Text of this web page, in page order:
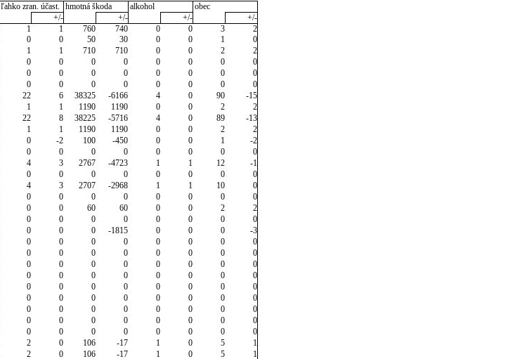
ľahko zran. účast. hmotná škoda alkohol
obec
+/- +/- +/-
+/-
1 1 760 740 0 0 3
2
0 0 50 30 0 0 1
0
1 1 710 710 0 0 2
2
0 0 0 0 0 0 0
0
0 0 0 0 0 0 0
0
0 0 0 0 0 0 0
0
22 6 38325 -6166 4 0 90
-15
1 1 1190 1190 0 0 2
2
22 8 38225 -5716 4 0 89
-13
1 1 1190 1190 0 0 2
2
0 -2 100 -450 0 0 1
-2
0 0 0 0 0 0 0
0
4 3 2767 -4723 1 1 12
-1
0 0 0 0 0 0 0
0
4 3 2707 -2968 1 1 10
0
0 0 0 0 0 0 0
0
0 0 60 60 0 0 2
2
0 0 0 0 0 0 0
0
0 0 0 -1815 0 0 0
-3
0 0 0 0 0 0 0
0
0 0 0 0 0 0 0
0
0 0 0 0 0 0 0
0
0 0 0 0 0 0 0
0
0 0 0 0 0 0 0
0
0 0 0 0 0 0 0
0
0 0 0 0 0 0 0
0
0 0 0 0 0 0 0
0
0 0 0 0 0 0 0
0
2 0 106 -17 1 0 5
1
2 0 106 -17 1 0 5
1